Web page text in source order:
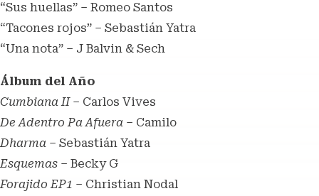
“Sus huellas” – Romeo Santos
“Tacones rojos” – Sebastián Yatra
“Una nota” – J Balvin & Sech
Álbum del Año
Cumbiana II– Carlos Vives
De Adentro Pa Afuera – Camilo
Dharma – Sebastián Yatra
Esquemas – Becky G
Forajido EP1 – Christian Nodal